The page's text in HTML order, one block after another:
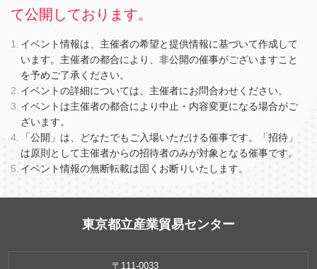
て公開しております。
イベント情報は、主催者の希望と提供情報に基づいて作成して
います。主催者の都合により、非公開の催事がございますこと
を予めご了承ください。
イベントの詳細については、主催者にお問合わせください。
イベントは主催者の都合により中止・内容変更になる場合がご
ざいます。
「公開」は、どなたでもご入場いただける催事です。「招待」
は原則として主催者からの招待者のみが対象となる催事です。
イベント情報の無断転載は固くお断りいたします。
東京都立産業貿易センター
〒111-0033